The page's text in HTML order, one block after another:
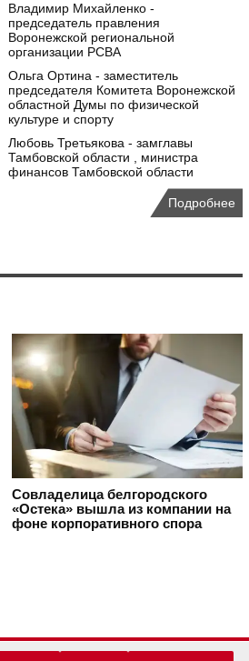
Владимир Михайленко -
председатель правления
Воронежской региональной
организации РСВА
Ольга Ортина - заместитель
председателя Комитета Воронежской
областной Думы по физической
культуре и спорту
Любовь Третьякова - замглавы
Тамбовской области , министра
финансов Тамбовской области
Подробнее
Совладелица белгородского
«Остека» вышла из компании на
фоне корпоративного спора